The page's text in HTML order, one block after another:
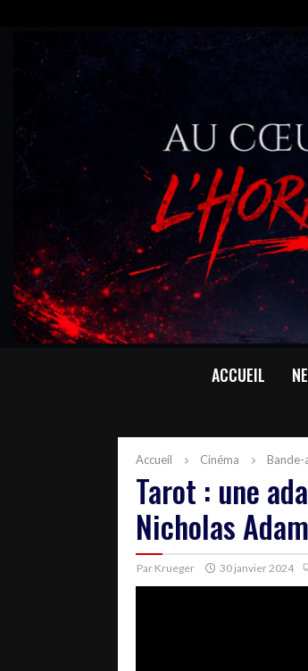
ACCUEIL
Accueil Cinéma Bande-
Tarot : une
Nicholas
Par Krueger 30 janvier 2024